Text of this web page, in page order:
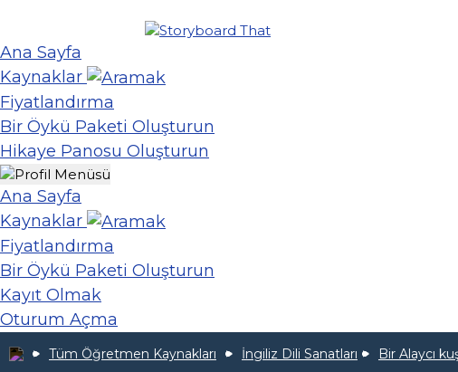
Ana Sayfa
Kaynaklar
Fiyatlandırma
Bir Öykü Paketi Oluşturun
Hikaye Panosu Oluşturun
Ana Sayfa
Kaynaklar
Fiyatlandırma
Bir Öykü Paketi Oluşturun
Kayıt Olmak
Oturum Açma
Tüm Öğretmen Kaynakları İngiliz Dili Sanatları Bir Alaycı